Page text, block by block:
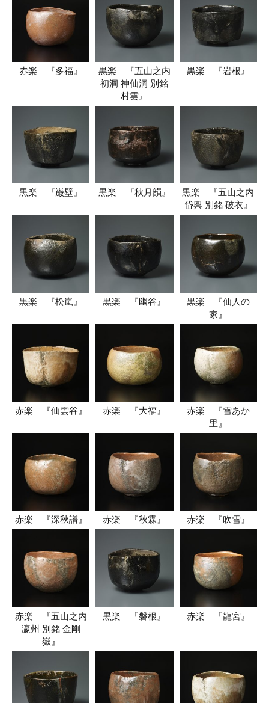
赤楽 『多福』
黒楽 『五山之内
初洞 神仙洞 別銘
村雲』
黒楽 『岩根』
黒楽 『巌壁』 黒楽 『秋月韻』
黒楽 『五山之内
岱輿 別銘 破衣』
黒楽 『松嵐』 黒楽 『幽谷』
黒楽 『仙人の
家』
赤楽 『仙雲谷』 赤楽 『大福』
赤楽 『雪あか
里』
赤楽 『深秋譜』 赤楽 『秋霖』 赤楽 『吹雪』
赤楽 『五山之内
瀛州 別銘 金剛
嶽』
黒楽 『磐根』 赤楽 『龍宮』